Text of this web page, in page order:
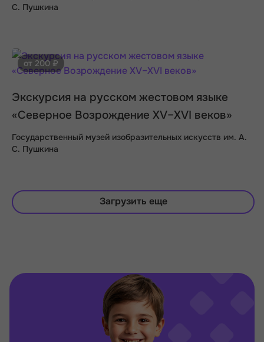
С. Пушкина
от 200 ₽
Экскурсия на русском жестовом языке
«Северное Возрождение XV–XVI веков»
Государственный музей изобразительных искусств им. А.
С. Пушкина
Загрузить еще